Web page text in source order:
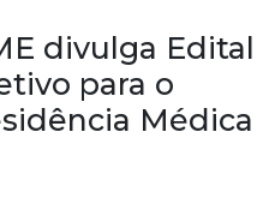
divulga Edital
para o
Médica